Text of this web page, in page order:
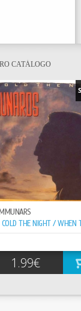
CATÁLOGO
1.99€